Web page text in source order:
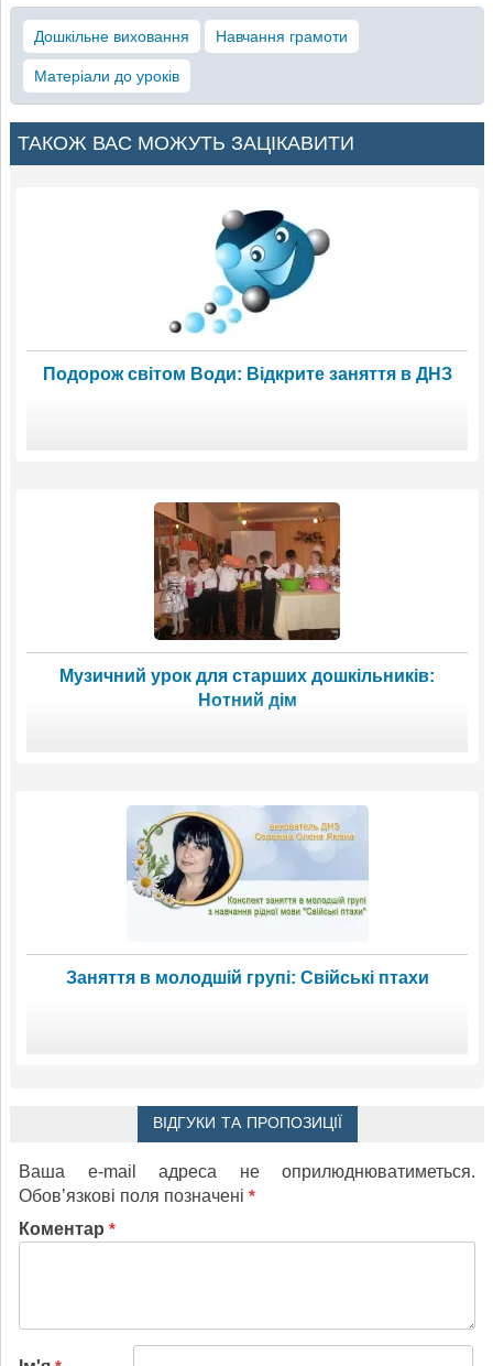
Дошкільне виховання Навчання грамоти
Матеріали до уроків
ТАКОЖ ВАС МОЖУТЬ ЗАЦІКАВИТИ
Подорож світом Води: Відкрите заняття в ДНЗ
Музичний урок для старших дошкільників:
Нотний дім
Заняття в молодшій групі: Свійські птахи
ВІДГУКИ ТА ПРОПОЗИЦІЇ
Ваша e-mail адреса не оприлюднюватиметься.
Обов’язкові поля позначені *
Коментар *